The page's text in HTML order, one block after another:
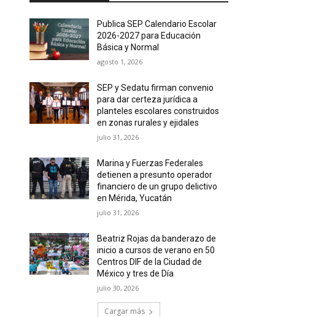
Publica SEP Calendario Escolar
2026-2027 para Educación
Básica y Normal
agosto 1, 2026
SEP y Sedatu firman convenio
para dar certeza jurídica a
planteles escolares construidos
en zonas rurales y ejidales
julio 31, 2026
Marina y Fuerzas Federales
detienen a presunto operador
financiero de un grupo delictivo
en Mérida, Yucatán
julio 31, 2026
Beatriz Rojas da banderazo de
inicio a cursos de verano en 50
Centros DIF de la Ciudad de
México y tres de Día
julio 30, 2026
Cargar más